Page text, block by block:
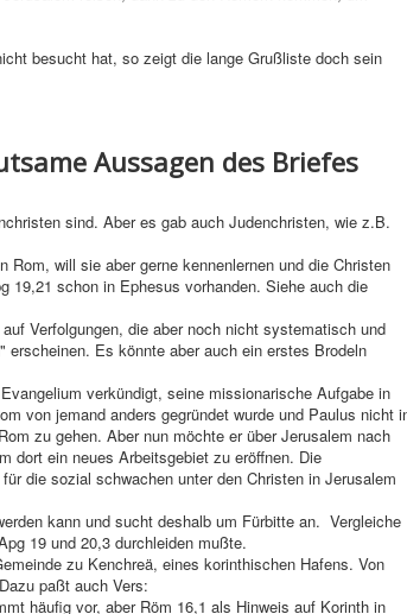
besucht hat, so zeigt die lange Grußliste doch sein
Aussagen des Briefes
sind. Aber es gab auch Judenchristen, wie z.B.
will sie aber gerne kennenlernen und die Christen
19,21 schon in Ephesus vorhanden. Siehe auch die
Verfolgungen, die aber noch nicht systematisch und
Es könnte aber auch ein erstes Brodeln
verkündigt, seine missionarische Aufgabe in
von jemand anders gegründet wurde und Paulus nicht
zu gehen. Aber nun möchte er über Jerusalem nach
dort ein neues Arbeitsgebiet zu eröffnen. Die
die sozial schwachen unter den Christen in Jerusalem
kann und sucht deshalb um Fürbitte an. Vergleiche
19 und 20,3 durchleiden mußte.
zu Kenchreä, eines korinthischen Hafens. Von
paßt auch Vers:
häufig vor, aber Röm 16,1 als Hinweis auf Korinth in